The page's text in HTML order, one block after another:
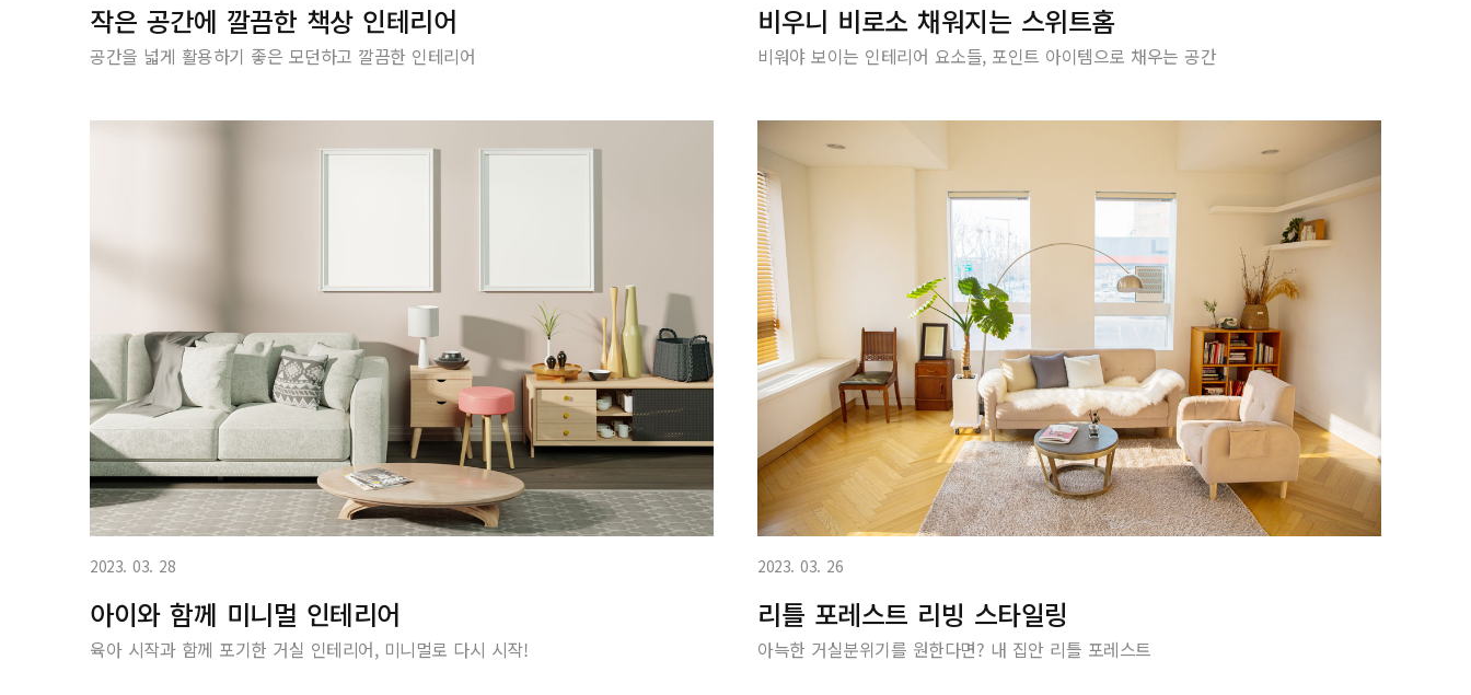
작은 공간에 깔끔한 책상 인테리어
공간을 넓게 활용하기 좋은 모던하고 깔끔한 인테리어
비우니 비로소 채워지는 스위트홈
비워야 보이는 인테리어 요소들, 포인트 아이템으로 채우는 공간
2023. 03. 28
아이와 함께 미니멀 인테리어
육아 시작과 함께 포기한 거실 인테리어, 미니멀로 다시 시작!
2023. 03. 26
리틀 포레스트 리빙 스타일링
아늑한 거실분위기를 원한다면? 내 집안 리틀 포레스트